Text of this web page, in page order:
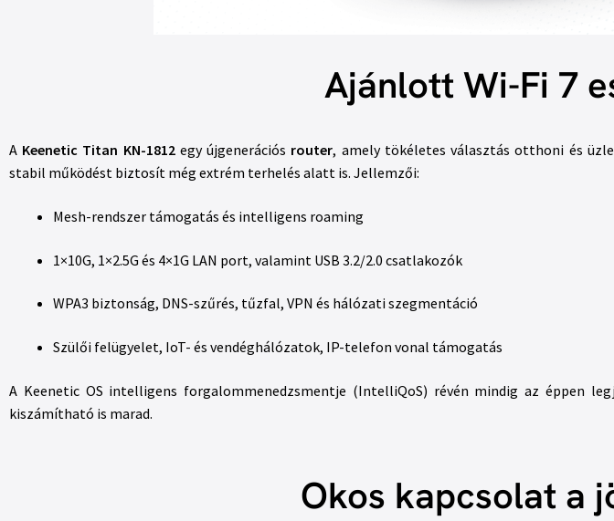
Ajánlott Wi-Fi 7
A Keenetic Titan KN-1812egy újgenerációs router, amely tökéletes választás otthoni és
stabil működést biztosít még extrém terhelés alatt is. Jellemzői:
Mesh-rendszer támogatás és intelligens roaming
1×10G, 1×2.5G és 4×1G LAN port, valamint USB 3.2/2.0 csatlakozók
WPA3 biztonság, DNS-szűrés, tűzfal, VPN és hálózati szegmentáció
Szülői felügyelet, IoT- és vendéghálózatok, IP-telefon vonal támogatás
A Keenetic OS intelligens forgalommenedzsmentje (IntelliQoS) révén mindig az éppen
kiszámítható is marad.
Okos kapcsolat a